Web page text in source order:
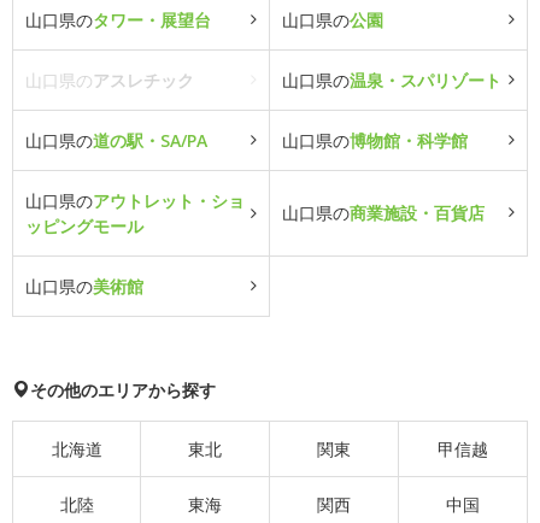
山口県のタワー・展望台 山口県の公園
山口県のアスレチック 山口県の温泉・スパリゾート
山口県の道の駅・SA/PA 山口県の博物館・科学館
山口県のアウトレット・ショ
ッピングモール
山口県の商業施設・百貨店
山口県の美術館
その他のエリアから探す
北海道 東北 関東 甲信越
北陸 東海 関西 中国